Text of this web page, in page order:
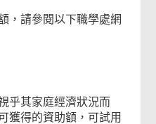
，請參閱以下職學處網
乎其家庭經濟狀況而
獲得的資助額，可試用